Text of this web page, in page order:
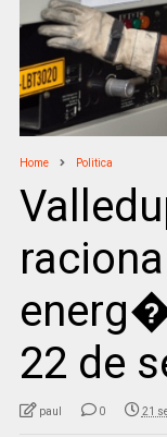
Home Politica
22 de
paul 0 21